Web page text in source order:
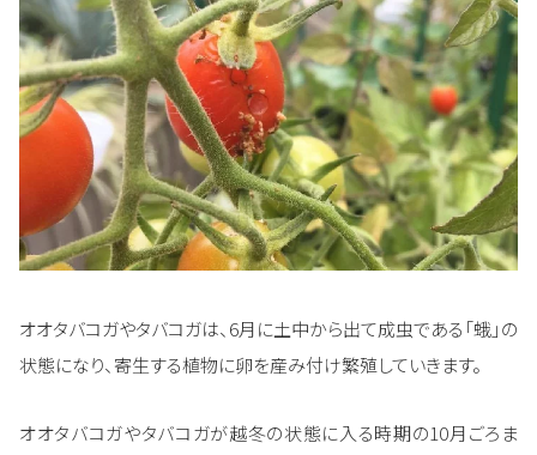
オオタバコガやタバコガは、6月に土中から出て成虫である「蛾」の
状態になり、寄生する植物に卵を産み付け繁殖していきます。
オオタバコガやタバコガが越冬の状態に入る時期の10月ごろま